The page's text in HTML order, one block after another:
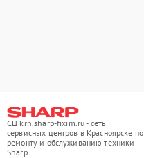
СЦ krn.sharp-fixim.ru - сеть
сервисных центров в Красноярске по
ремонту и обслуживанию техники
Sharp